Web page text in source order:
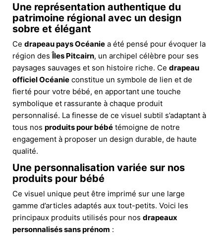
Une représentation authentique du
patrimoine régional avec un design
sobre et élégant
Ce drapeau pays Océanie a été pensé pour évoquer la
région desÎles Pitcairn, un archipel célèbre pour ses
paysages sauvages et son histoire riche. Ce drapeau
officiel Océanie constitue un symbole de lien et de
fierté pour votre bébé, en apportant une touche
symbolique et rassurante à chaque produit
personnalisé. La finesse de ce visuel subtil s’adaptant à
tous nos produits pour bébé témoigne de notre
engagement à proposer un design durable, de haute
qualité.
Une personnalisation variée sur nos
produits pour bébé
Ce visuel unique peut être imprimé sur une large
gamme d’articles adaptés aux tout-petits. Voici les
principaux produits utilisés pour nos drapeaux
personnalisés sans prénom :